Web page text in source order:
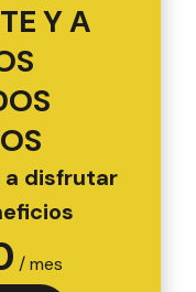
Y A
a disfrutar
/ mes